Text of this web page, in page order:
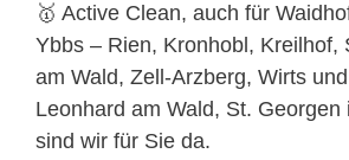
🥇 Active Clean, auch für
Ybbs – Rien, Kronhobl, Kreilhof,
am Wald, Zell-Arzberg, Wirts
Leonhard am Wald, St. Georgen
sind wir für Sie da.